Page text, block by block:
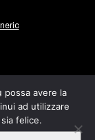
possa avere la
ad utilizzare
felice.